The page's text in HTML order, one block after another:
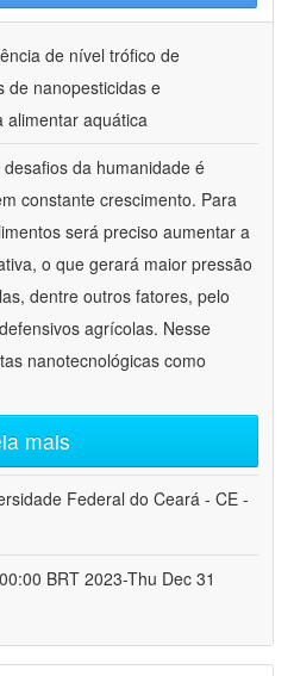
de nível trófico de
de nanopesticidas e
alimentar aquática
da humanidade é
constante crescimento. Para
será preciso aumentar a
o que gerará maior pressão
dentre outros fatores, pelo
agrícolas. Nesse
nanotecnológicas como
mais
Federal do Ceará - CE -
BRT 2023-Thu Dec 31